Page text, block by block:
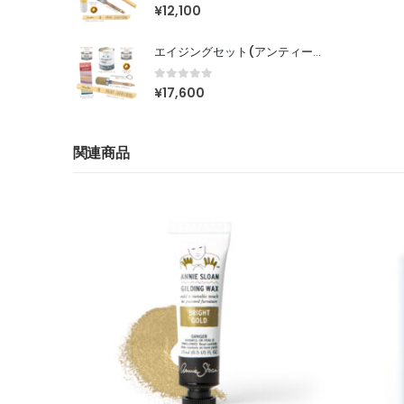
0out of 5
¥12,100
エイジングセット(アンティークに仕上げたい方はこちら)
0out of 5
¥17,600
関連商品